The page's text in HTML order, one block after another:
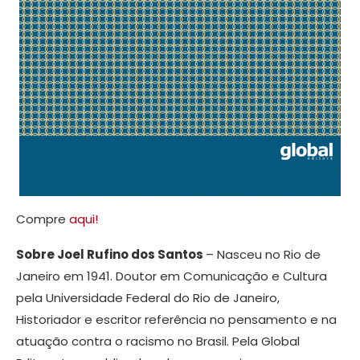
Compre aqui!
Sobre Joel Rufino dos Santos – Nasceu no Rio de
Janeiro em 1941. Doutor em Comunicação e Cultura
pela Universidade Federal do Rio de Janeiro,
Historiador e escritor referência no pensamento e na
atuação contra o racismo no Brasil. Pela Global